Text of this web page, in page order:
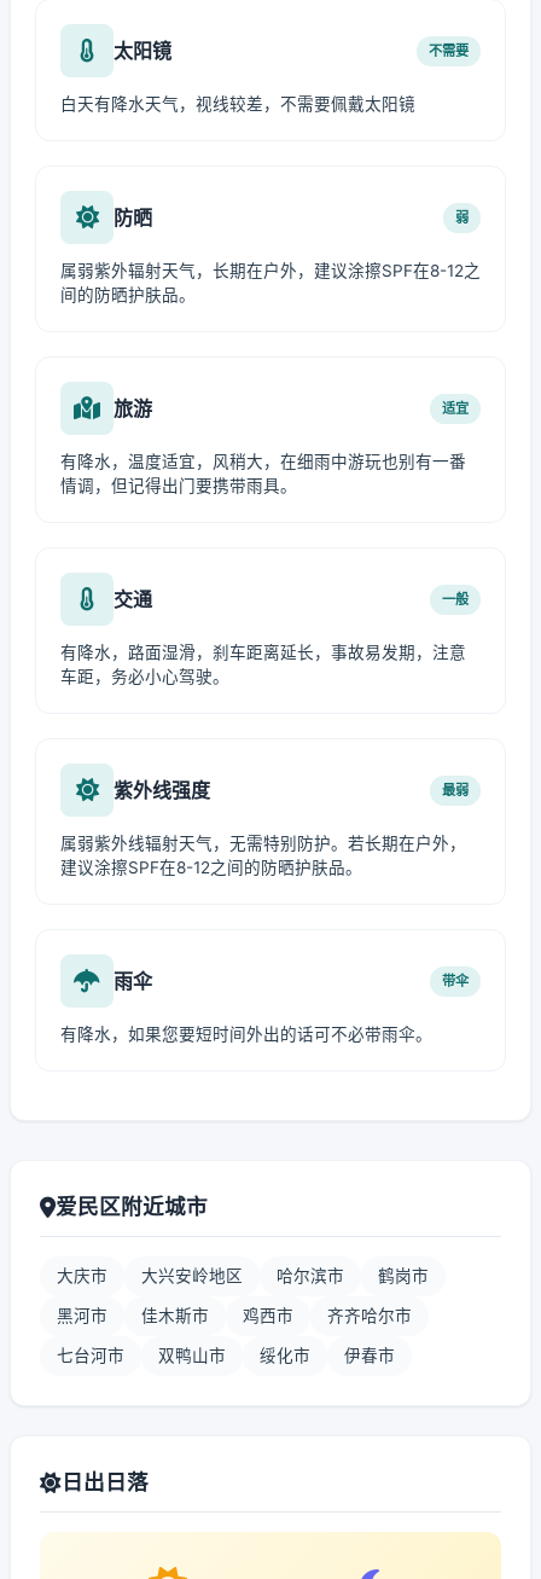
太阳镜 不需要
白天有降水天气，视线较差，不需要佩戴太阳镜
防晒 弱
属弱紫外辐射天气，长期在户外，建议涂擦SPF在8-12之
间的防晒护肤品。
旅游 适宜
有降水，温度适宜，风稍大，在细雨中游玩也别有一番
情调，但记得出门要携带雨具。
交通 一般
有降水，路面湿滑，刹车距离延长，事故易发期，注意
车距，务必小心驾驶。
紫外线强度 最弱
属弱紫外线辐射天气，无需特别防护。若长期在户外，
建议涂擦SPF在8-12之间的防晒护肤品。
雨伞 带伞
有降水，如果您要短时间外出的话可不必带雨伞。
爱民区附近城市
大庆市 大兴安岭地区 哈尔滨市 鹤岗市
黑河市 佳木斯市 鸡西市 齐齐哈尔市
七台河市 双鸭山市 绥化市 伊春市
日出日落